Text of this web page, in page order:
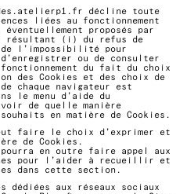
décline toute
liées au fonctionnement
proposés par
résultant (i) du refus de
l’impossibilité pour
d’enregistrer ou de consulter
du fait du choix
des Cookies et des choix de
chaque navigateur est
le menu d’aide du
de quelle manière
en matière de Cookies.
faire le choix d’exprimer et
de Cookies.
pourra en outre faire appel aux
pour l’aider à recueillir et
dans cette section.
aux réseaux sociaux